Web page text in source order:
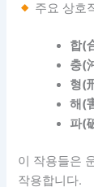
주요 상호
합(
충(
형(
해(
파(
이 작용들은
작용합니다.